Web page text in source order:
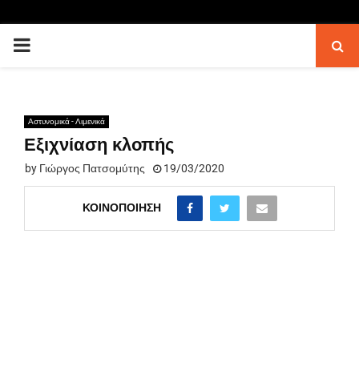
PRIMARY
Αστυνομικά - Λιμενικά
Εξιχνίαση κλοπής
by Γιώργος Πατσομύτης 19/03/2020
ΚΟΙΝΟΠΟΊΗΣΗ